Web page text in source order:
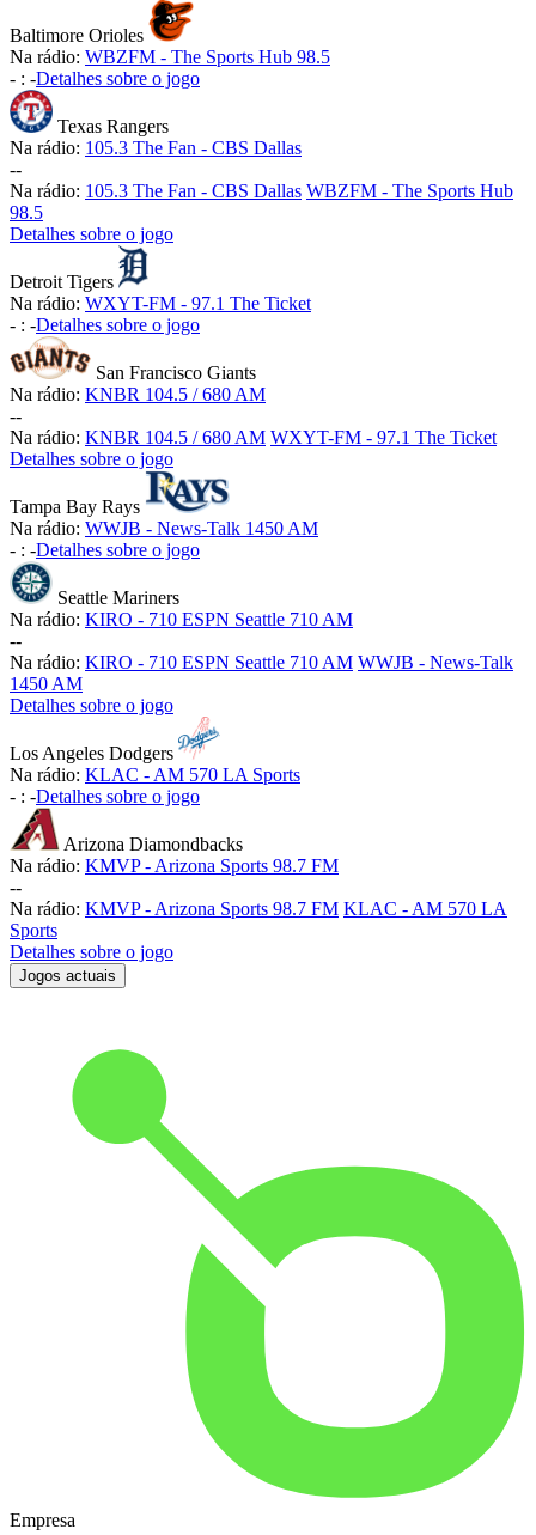
Baltimore Orioles
Na rádio: WBZFM - The Sports Hub 98.5
- : -Detalhes sobre o jogo
Texas Rangers
Na rádio: 105.3 The Fan - CBS Dallas
--
Na rádio: 105.3 The Fan - CBS Dallas WBZFM - The Sports Hub
98.5
Detalhes sobre o jogo
Detroit Tigers
Na rádio: WXYT-FM - 97.1 The Ticket
- : -Detalhes sobre o jogo
San Francisco Giants
Na rádio: KNBR 104.5 / 680 AM
--
Na rádio: KNBR 104.5 / 680 AM WXYT-FM - 97.1 The Ticket
Detalhes sobre o jogo
Tampa Bay Rays
Na rádio: WWJB - News-Talk 1450 AM
- : -Detalhes sobre o jogo
Seattle Mariners
Na rádio: KIRO - 710 ESPN Seattle 710 AM
--
Na rádio: KIRO - 710 ESPN Seattle 710 AM WWJB - News-Talk
1450 AM
Detalhes sobre o jogo
Los Angeles Dodgers
Na rádio: KLAC - AM 570 LA Sports
- : -Detalhes sobre o jogo
Arizona Diamondbacks
Na rádio: KMVP - Arizona Sports 98.7 FM
--
Na rádio: KMVP - Arizona Sports 98.7 FM KLAC - AM 570 LA
Sports
Detalhes sobre o jogo
Jogos actuais
Empresa